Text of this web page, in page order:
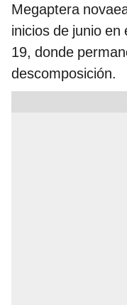
Megaptera
inicios de junio en
19, donde
descomposición.